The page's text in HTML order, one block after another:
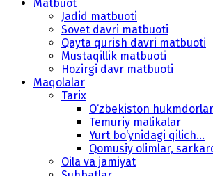
Matbuot
Jadid matbuoti
Sovet davri matbuoti
Qayta qurish davri matbuoti
Mustaqillik matbuoti
Hozirgi davr matbuoti
Maqolalar
Tarix
O‘zbekiston
Temuriy malikalar
Yurt bo‘ynidagi qilich...
Qomusiy olimlar,
Oila va jamiyat